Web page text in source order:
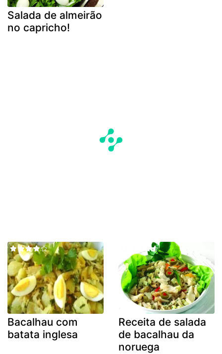
Salada de almeirão
no capricho!
Bacalhau com
batata inglesa
Receita de salada
de bacalhau da
noruega